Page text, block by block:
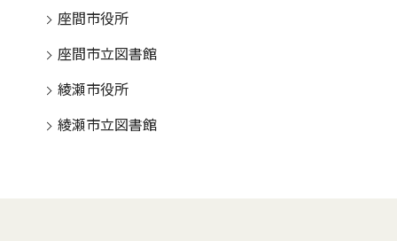
座間市役所
座間市立図書館
綾瀬市役所
綾瀬市立図書館